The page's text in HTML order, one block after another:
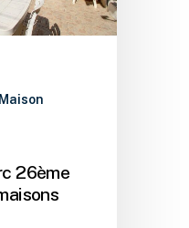
Maison
26ème